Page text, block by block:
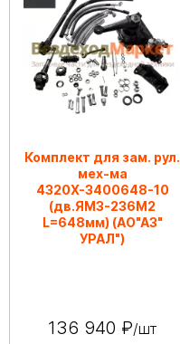
Комплект для зам. рул.
мех-ма
4320Х-3400648-10
(дв.ЯМЗ-236М2
L=648мм) (АО"АЗ"
УРАЛ")
136 940 ₽/шт